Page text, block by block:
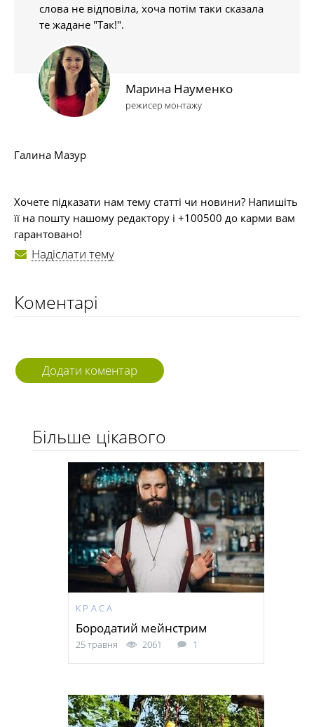
слова не відповіла, хоча потім таки сказала
те жадане "Так!".
Марина Науменко
режисер монтажу
Галина Мазур
Хочете підказати нам тему статті чи новини? Напишіть
її на пошту нашому редактору і +100500 до карми вам
гарантовано!
Надіслати тему
Коментарі
Додати коментар
Більше цікавого
КРАСА
Бородатий мейнстрим
25 травня 2061 1